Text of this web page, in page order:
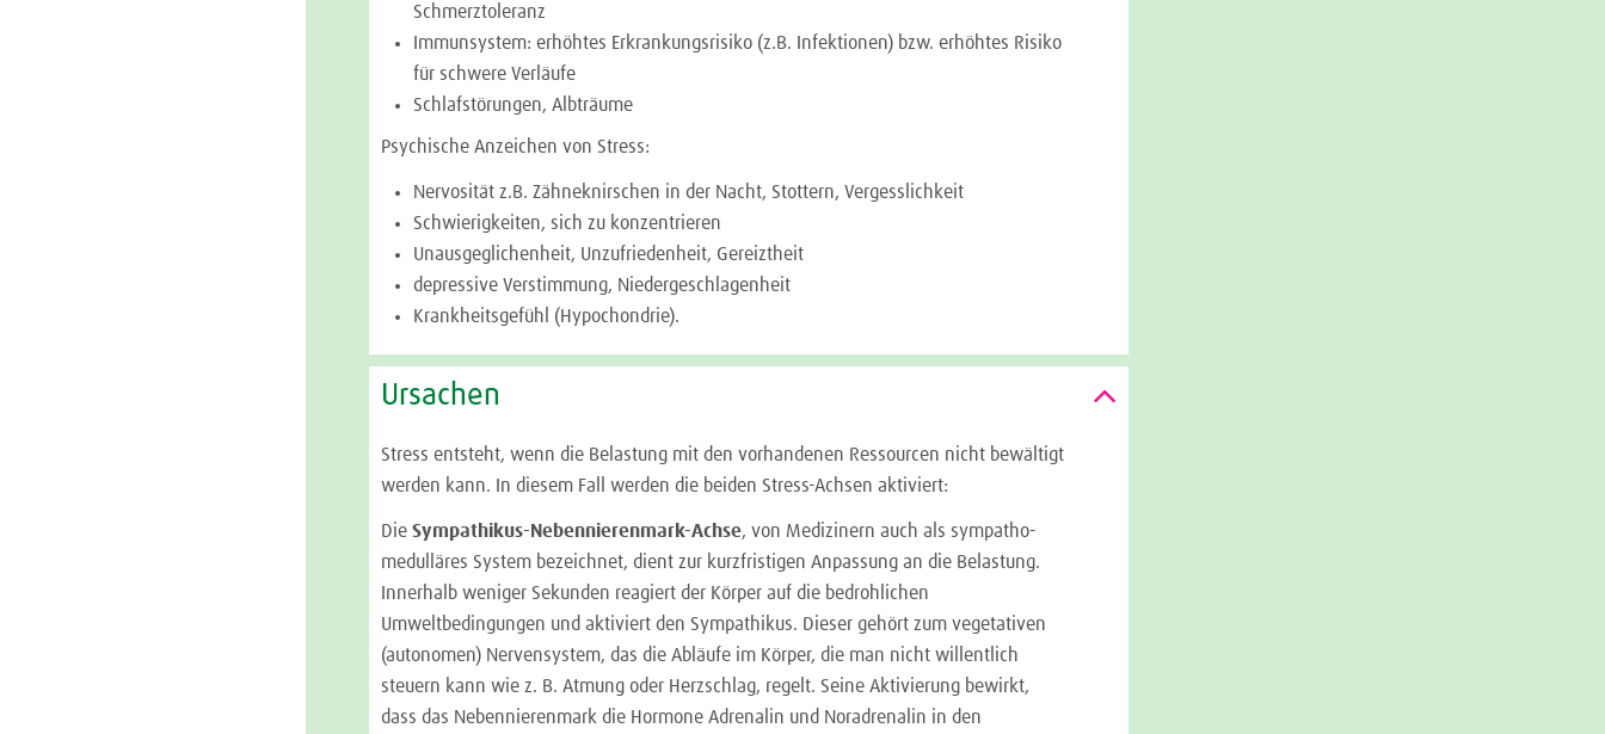
Schmerztoleranz
Immunsystem: erhöhtes Erkrankungsrisiko (z.B. Infektionen) bzw. erhöhtes Risiko
für schwere Verläufe
Schlafstörungen, Albträume
Psychische Anzeichen von Stress:
Nervosität z.B. Zähneknirschen in der Nacht, Stottern, Vergesslichkeit
Schwierigkeiten, sich zu konzentrieren
Unausgeglichenheit, Unzufriedenheit, Gereiztheit
depressive Verstimmung, Niedergeschlagenheit
Krankheitsgefühl (Hypochondrie).
Ursachen
Stress entsteht, wenn die Belastung mit den vorhandenen Ressourcen nicht bewältigt
werden kann. In diesem Fall werden die beiden Stress-Achsen aktiviert:
DieSympathikus-Nebennierenmark-Achse, von Medizinern auch als sympatho-
medulläres System bezeichnet, dient zur kurzfristigen Anpassung an die Belastung.
Innerhalb weniger Sekunden reagiert der Körper auf die bedrohlichen
Umweltbedingungen und aktiviert den Sympathikus. Dieser gehört zum vegetativen
(autonomen) Nervensystem, das die Abläufe im Körper, die man nicht willentlich
steuern kann wie z. B. Atmung oder Herzschlag, regelt. Seine Aktivierung bewirkt,
dass das Nebennierenmark die Hormone Adrenalin und Noradrenalin in den